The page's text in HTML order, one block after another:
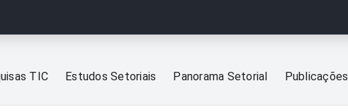
TIC Estudos Setoriais Panorama Setorial Publicações